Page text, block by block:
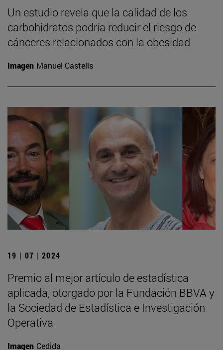
Un estudio revela que la calidad de los
carbohidratos podría reducir el riesgo de
cánceres relacionados con la obesidad
Imagen Manuel Castells
19 | 07 | 2024
Premio al mejor artículo de estadística
aplicada, otorgado por la Fundación BBVA y
la Sociedad de Estadística e Investigación
Operativa
Imagen Cedida